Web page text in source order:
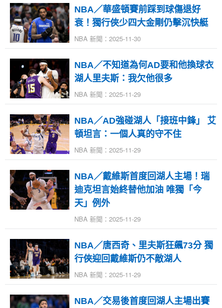
NBA／華盛頓賽前踩到球傷退好
衰！獨行俠少四大金剛仍擊沉快艇
NBA 新聞：2025-11-30
NBA／不知道為何AD要和他換球衣
湖人里夫斯：我欠他很多
NBA 新聞：2025-11-29
NBA／AD強碰湖人「接班中鋒」 艾
頓坦言：一個人真的守不住
NBA 新聞：2025-11-29
NBA／戴維斯首度回湖人主場！瑞
迪克坦言始終替他加油 唯獨「今
天」例外
NBA 新聞：2025-11-29
NBA／唐西奇、里夫斯狂飆73分 獨
行俠迎回戴維斯仍不敵湖人
NBA 新聞：2025-11-29
NBA／交易後首度回湖人主場出賽